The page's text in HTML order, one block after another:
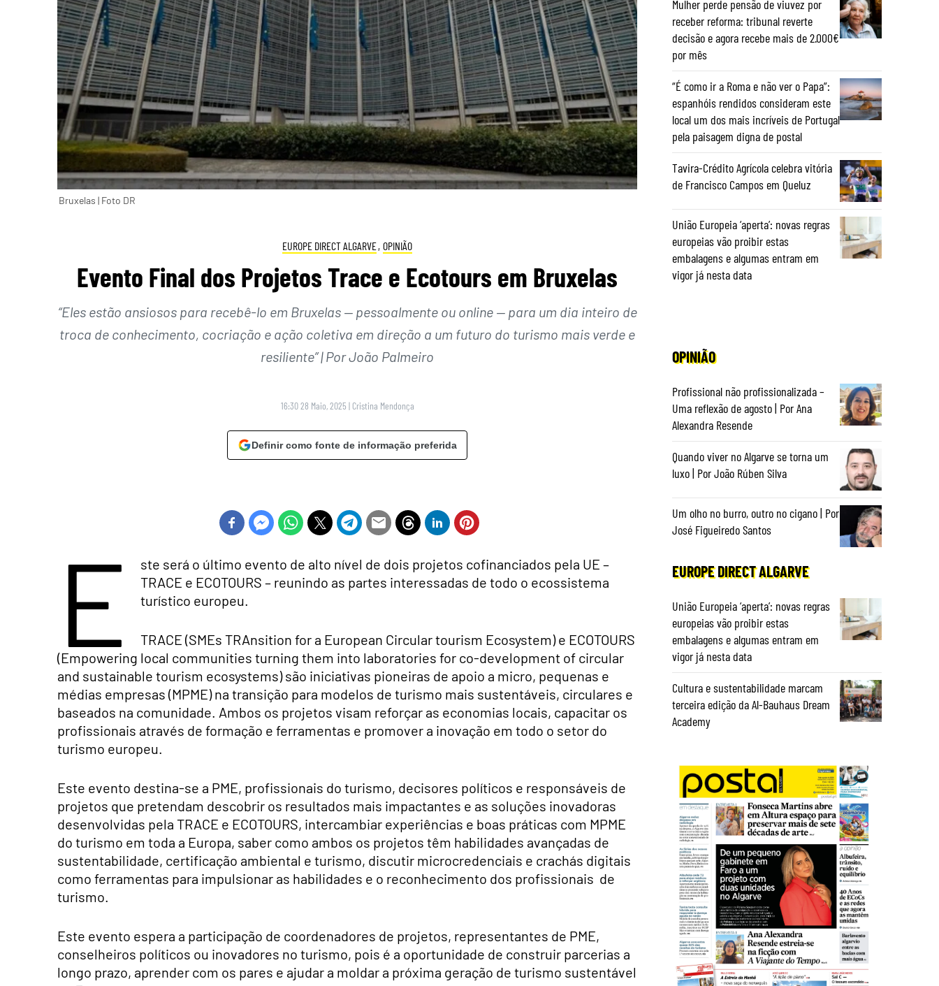
Bruxelas | Foto DR
EUROPE DIRECT ALGARVE, OPINIÃO
Evento Final dos Projetos Trace e Ecotours em Bruxelas
“Eles estão ansiosos para recebê-lo em Bruxelas — pessoalmente ou online — para um dia inteiro de
troca de conhecimento, cocriação e ação coletiva em direção a um futuro do turismo mais verde e
resiliente” | Por João Palmeiro
16:30 28 Maio, 2025 | Cristina Mendonça
Definir como fonte de informação preferida
E
ste será o último evento de alto nível de dois projetos cofinanciados pela UE –
TRACE e ECOTOURS – reunindo as partes interessadas de todo o ecossistema
turístico europeu.
TRACE (SMEs TRAnsition for a European Circular tourism Ecosystem) e ECOTOURS
(Empowering local communities turning them into laboratories for co-development of circular
and sustainable tourism ecosystems) são iniciativas pioneiras de apoio a micro, pequenas e
médias empresas (MPME) na transição para modelos de turismo mais sustentáveis, circulares e
baseados na comunidade. Ambos os projetos visam reforçar as economias locais, capacitar os
profissionais através de formação e ferramentas e promover a inovação em todo o setor do
turismo europeu.
Este evento destina-se a PME, profissionais do turismo, decisores políticos e responsáveis de
projetos que pretendam descobrir os resultados mais impactantes e as soluções inovadoras
desenvolvidas pela TRACE e ECOTOURS, intercambiar experiências e boas práticas com MPME
do turismo em toda a Europa, saber como ambos os projetos têm habilidades avançadas de
sustentabilidade, certificação ambiental e turismo, discutir microcredenciais e crachás digitais
como ferramentas para impulsionar as habilidades e o reconhecimento dos profissionais de
turismo.
Este evento espera a participação de coordenadores de projetos, representantes de PME,
conselheiros políticos ou inovadores no turismo, pois é a oportunidade de construir parcerias a
longo prazo, aprender com os pares e ajudar a moldar a próxima geração de turismo sustentável
Mulher perde pensão de viuvez por
receber reforma: tribunal reverte
decisão e agora recebe mais de 2.000€
por mês
“É como ir a Roma e não ver o Papa”:
espanhóis rendidos consideram este
local um dos mais incríveis de Portugal
pela paisagem digna de postal
Tavira-Crédito Agrícola celebra vitória
de Francisco Campos em Queluz
União Europeia ‘aperta’: novas regras
europeias vão proibir estas
embalagens e algumas entram em
vigor já nesta data
OPINIÃO
Profissional não profissionalizada –
Uma reflexão de agosto | Por Ana
Alexandra Resende
Quando viver no Algarve se torna um
luxo | Por João Rúben Silva
Um olho no burro, outro no cigano | Por
José Figueiredo Santos
EUROPE DIRECT ALGARVE
União Europeia ‘aperta’: novas regras
europeias vão proibir estas
embalagens e algumas entram em
vigor já nesta data
Cultura e sustentabilidade marcam
terceira edição da Al-Bauhaus Dream
Academy